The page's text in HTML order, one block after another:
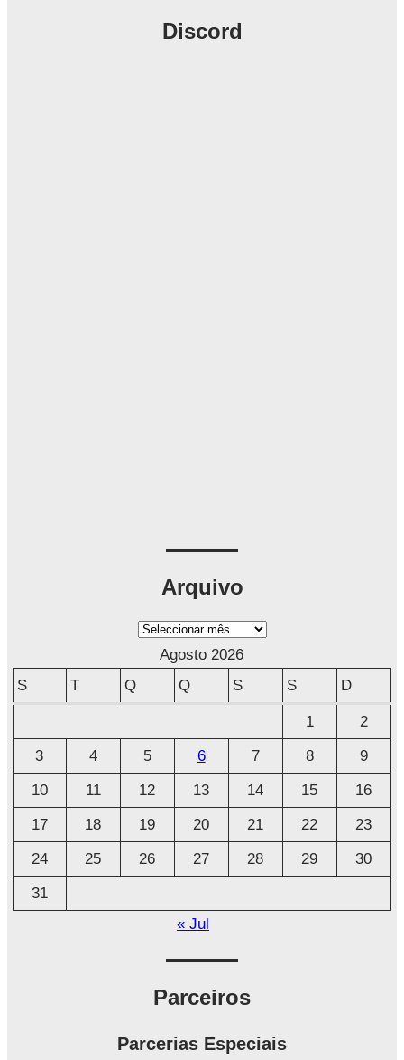
Discord
Arquivo
A
v
o
Agosto 2026
S
T Q Q S S D
1
2
3
4 5 6 7 8
9
10
11 12 13 14 15
16
17
18 19 20 21 22
23
24
25 26 27 28 29
30
31
« Jul
Parceiros
Parcerias Especiais